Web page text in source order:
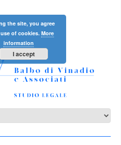
the site, you agree
of cookies. More
information
I accept